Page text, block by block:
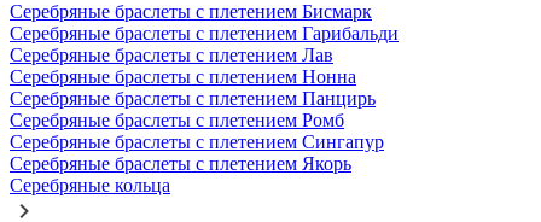
Серебряные браслеты с плетением Бисмарк
Серебряные браслеты с плетением Гарибальди
Серебряные браслеты с плетением Лав
Серебряные браслеты с плетением Нонна
Серебряные браслеты с плетением Панцирь
Серебряные браслеты с плетением Ромб
Серебряные браслеты с плетением Сингапур
Серебряные браслеты с плетением Якорь
Серебряные кольца